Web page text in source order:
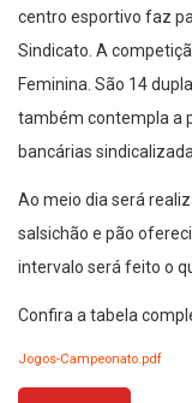
centro esportivo faz
Sindicato. A
Feminina. São 14
também contempla a
bancárias
Ao meio dia será
salsichão e pão
intervalo será feito o
Confira a tabela
Jogos-Campeonato.pdf